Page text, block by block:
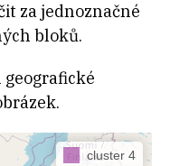
za jednoznačné
bloků.
geografické